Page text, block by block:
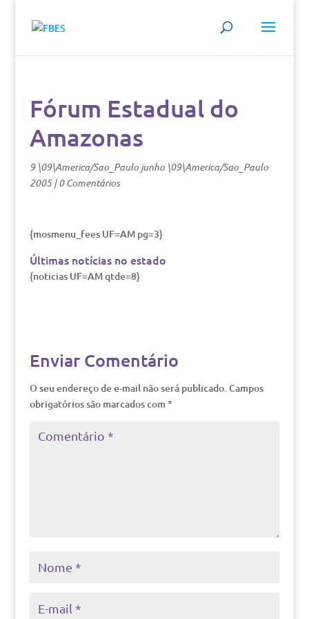
Fórum Estadual do
Amazonas
9 \09\America/Sao_Paulo junho \09\America/Sao_Paulo
2005|0 Comentários
{mosmenu_fees UF=AM pg=3}
Últimas notícias no estado
{noticias UF=AM qtde=8}
Enviar Comentário
O seu endereço de e-mail não será publicado. Campos
obrigatórios são marcados com *